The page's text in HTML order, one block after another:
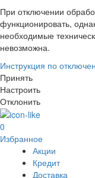
При отключении
функционировать,
необходимые
невозможна.
Инструкция по
Принять
Настроить
Отклонить
0
Избранное
Акции
Кредит
Доставка